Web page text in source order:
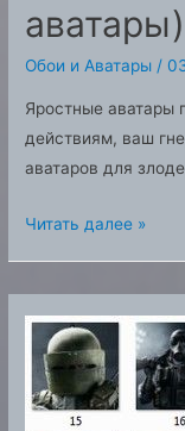
аватары)
Обои и Аватары /
Яростные аватары
действиям, ваш
аватаров для
Аватары
аватары)
Читать далее »